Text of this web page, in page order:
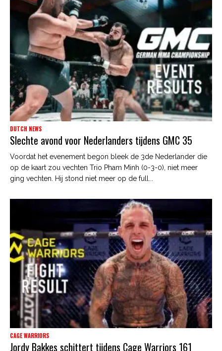
DUTCH NEWS
Slechte avond voor Nederlanders tijdens GMC 35
Voordat het evenement begon bleek de 3de Nederlander die
op de kaart zou vechten Trio Pham Minh (0-3-0), niet meer
ging vechten. Hij stond niet meer op de full...
CAGE WARRIORS
Jordy Bakkes schittert tijdens Cage Warriors 161